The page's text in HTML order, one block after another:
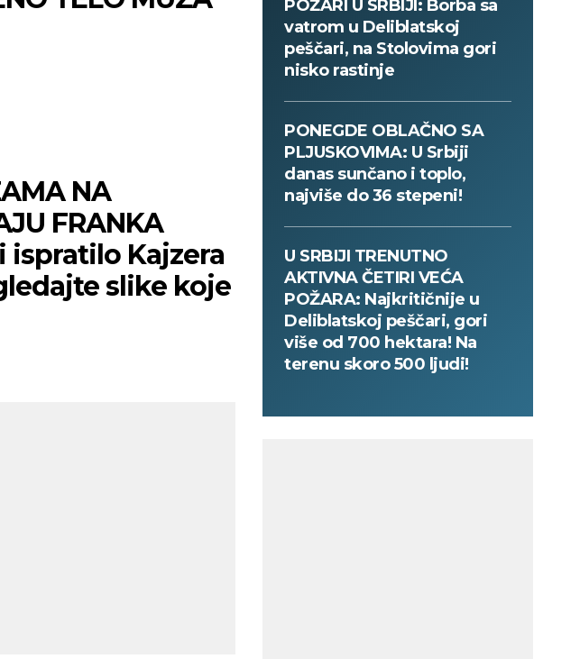
NA
FRANKA
ispratilo Kajzera
slike koje
POŽARI U SRBIJI: Borba sa
vatrom u Deliblatskoj
peščari, na Stolovima gori
nisko rastinje
PONEGDE OBLAČNO SA
PLJUSKOVIMA: U Srbiji
danas sunčano i toplo,
najviše do 36 stepeni!
U SRBIJI TRENUTNO
AKTIVNA ČETIRI VEĆA
POŽARA: Najkritičnije u
Deliblatskoj peščari, gori
više od 700 hektara! Na
terenu skoro 500 ljudi!